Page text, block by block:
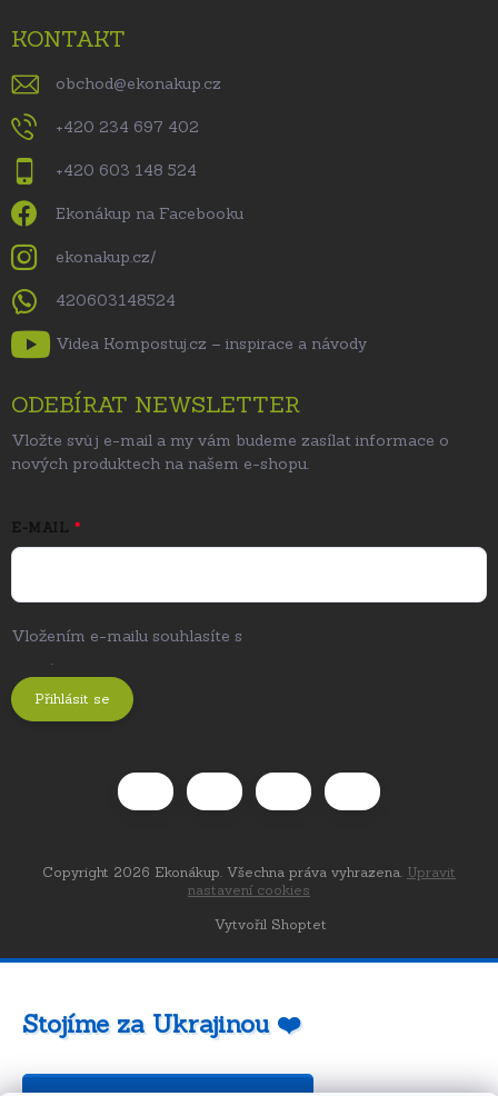
KONTAKT
obchod@ekonakup.cz
+420 234 697 402
+420 603 148 524
Ekonákup na Facebooku
ekonakup.cz/
420603148524
Videa Kompostuj.cz – inspirace a návody
ODEBÍRAT NEWSLETTER
Vložte svůj e-mail a my vám budeme zasílat informace o
nových produktech na našem e-shopu.
E-MAIL
Vložením e-mailu souhlasíte s
.
Přihlásit se
Vytvořil Shoptet
Copyright 2026 Ekonákup. Všechna práva vyhrazena. Upravit
nastavení cookies
Stojíme za Ukrajinou ❤️